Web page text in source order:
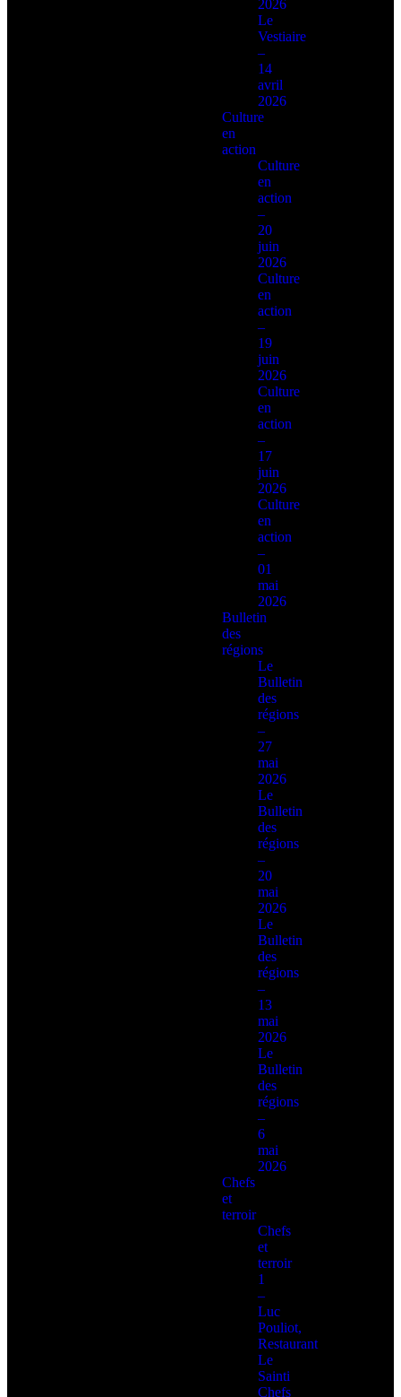
2026
Le
Vestiaire
–
14
avril
2026
Culture
en
action
Culture
en
action
–
20
juin
2026
Culture
en
action
–
19
juin
2026
Culture
en
action
–
17
juin
2026
Culture
en
action
–
01
mai
2026
Bulletin
des
régions
Le
Bulletin
des
régions
–
27
mai
2026
Le
Bulletin
des
régions
–
20
mai
2026
Le
Bulletin
des
régions
–
13
mai
2026
Le
Bulletin
des
régions
–
6
mai
2026
Chefs
et
terroir
Chefs
et
terroir
1
–
Luc
Pouliot,
Restaurant
Le
Sainti
Chefs